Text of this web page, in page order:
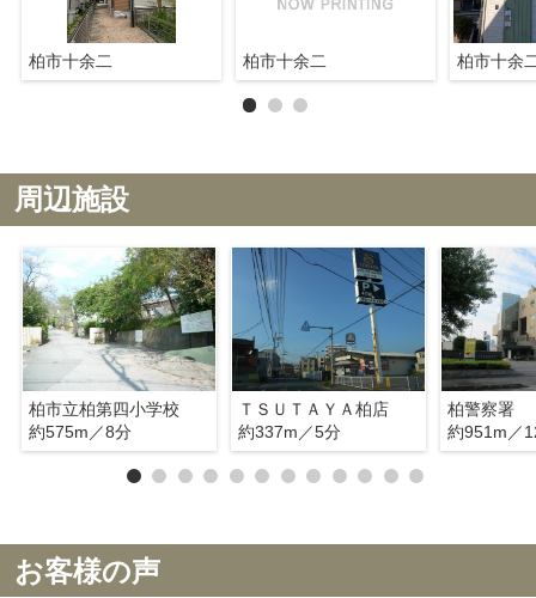
柏市十余二 柏市十余二 柏市十余
周辺施設
柏市立柏第四小学校
約575m／8分
ＴＳＵＴＡＹＡ柏店
約337m／5分
柏警察署
約951m／
お客様の声